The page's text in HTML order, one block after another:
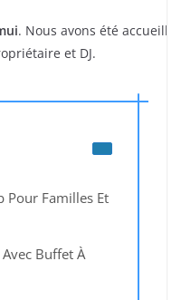
. Nous avons été accueilli
et DJ.
Pour Familles Et
Buffet À